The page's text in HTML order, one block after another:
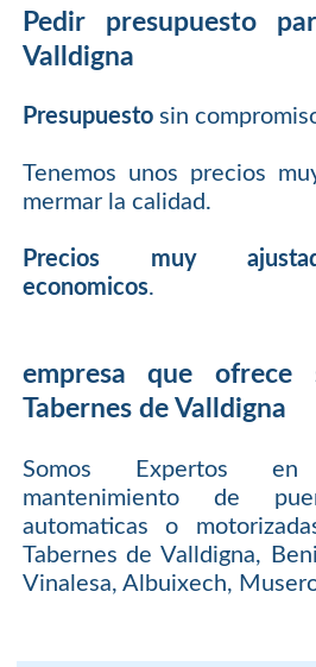
Pedir presupuesto
Valldigna
Presupuestosin
Tenemos unos precios
mermar la calidad.
Precios muy
economicos.
empresa que ofrece
Tabernes de Valldigna
Somos Expertos
mantenimiento de
automaticas o
Tabernes de Valldigna,
Vinalesa, Albuixech,